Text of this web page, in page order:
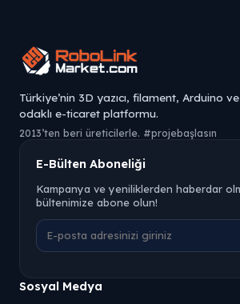
Türkiye’nin 3D yazıcı, filament, Arduino
odaklı e-ticaret platformu.
2013’ten beri üreticilerle. #projebaşlasın
E-Bülten Aboneliği
Kampanya ve yeniliklerden haberdar
bültenimize abone olun!
Sosyal Medya